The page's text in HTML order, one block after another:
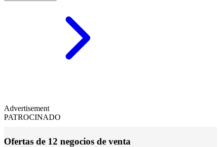
Advertisement
PATROCINADO
Ofertas de 12 negocios de venta